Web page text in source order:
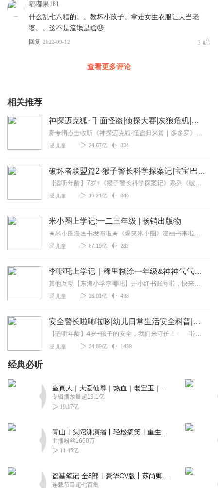
嘟嘟果181
什么乱七八糟的。。教坏小孩子。拿走女生衣服让人当老
婆。。这不是流氓是啥😓
回复 2022-09-12 3
查看更多评论
相关推荐
神探迈克狐· 千面怪盗|侦探大赛|灰狼危机|多多罗
新专辑点击收听《神探迈克狐·怪盗归来篇｜多多罗》！！！>>>点击进入主播橱窗购买《神探迈克狐》系列图书吧!<<<多多罗故事【点击前往】收听多多罗其他好玩有趣的故...
儿童 24.67亿 834
破坏者联盟篇2·猴子警长科学探案记|宝宝巴士故事
【适听年龄】7岁+《猴子警长科学探案记》系列《破坏者联盟篇1·猴子警长科学探案记》>>>《破坏者联盟篇2·猴子警长科学探案记》>>>《破坏者联盟篇3·猴子警长科...
儿童 16.21亿 846
米小圈上学记:一二三年级 | 畅销出版物
★米小圈漫画书发布啦★《爆笑米小圈》漫画书来啦《米小圈上学记》一二三年级正版广播剧！《米小圈上学记》系列是儿童作家北猫最新创作的儿童小说系列，作品诙谐幽默、好...
儿童 87.19亿 282
李哪吒上学记｜稀里糊涂一年级&神神气气二年级
其他互动【东海小学李哪吒】开小红书账号啦，快来关注和李哪吒成为好朋友！有机会免费领儿童会员、官方周边！【点击加入】东海小学广播站圈子，更多互动！李哪吒全新冒险番...
儿童 26.01亿 498
安全警长啦咘啦哆|幼儿日常生活安全科普|宝宝巴士
【适听年龄】4岁+孩子的安全，我们来守护！——啦咘啦哆警长宣孩子天生爱冒险，好奇心爆棚！不是在大马路上比赛跑，就是踩着椅子上下跳，怎样才能保护孩子平安长大？听...
儿童 34.89亿 1439
经典必听
专辑播放量超19.1亿
19.17亿
主播粉丝1660万
11.45亿
连载节目超七百集